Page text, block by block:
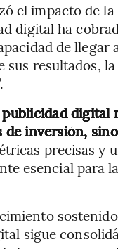
el impacto de
digital ha
de
sus resultados,
digital
inversión,
precisas y
esencial para
sigue